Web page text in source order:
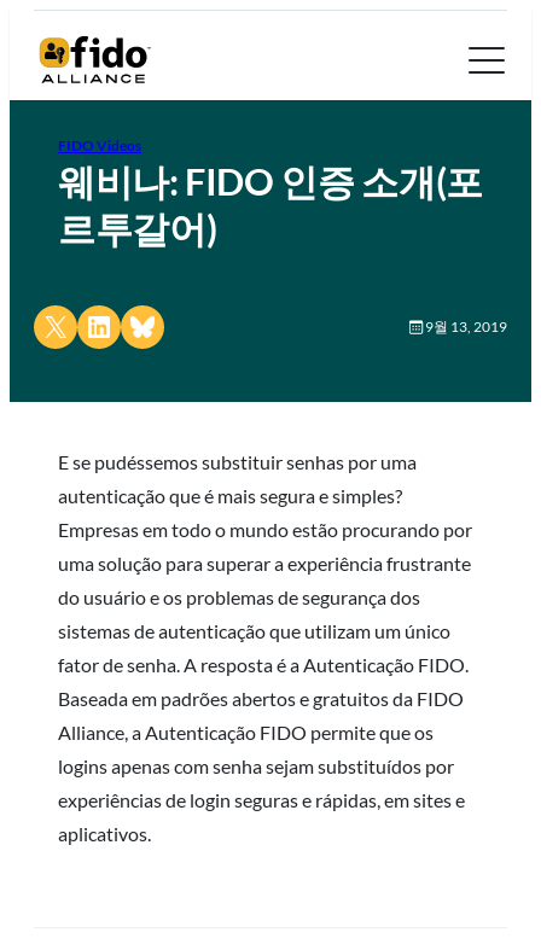
FIDO Videos
웨비나: FIDO 인증 소개(포
르투갈어)
Share on X Share on LinkedIn
Share on Bluesky 9월 13, 2019
E se pudéssemos substituir senhas por uma
autenticação que é mais segura e simples?
Empresas em todo o mundo estão procurando por
uma solução para superar a experiência frustrante
do usuário e os problemas de segurança dos
sistemas de autenticação que utilizam um único
fator de senha. A resposta é a Autenticação FIDO.
Baseada em padrões abertos e gratuitos da FIDO
Alliance, a Autenticação FIDO permite que os
logins apenas com senha sejam substituídos por
experiências de login seguras e rápidas, em sites e
aplicativos.